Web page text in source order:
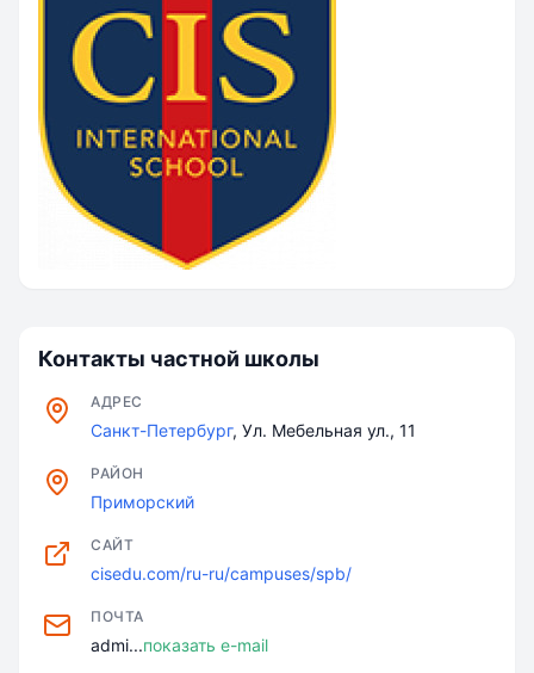
Контакты частной школы
АДРЕС
Санкт-Петербург, Ул. Мебельная ул., 11
РАЙОН
Приморский
САЙТ
cisedu.com/ru-ru/campuses/spb/
ПОЧТА
admi...показать e-mail